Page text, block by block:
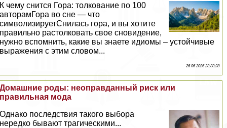
К чему снится Гора: толкование по 100
авторамГора во сне — что
символизируетСнилась гора, и вы хотите
правильно растолковать свое сновидение,
нужно вспомнить, какие вы знаете идиомы – устойчивые
выражения с этим словом...
26 06 2026 23:33:28
Домашние роды: неоправданный риск или
правильная мода
Однако последствия такого выбора
нередко бывают трагическими...